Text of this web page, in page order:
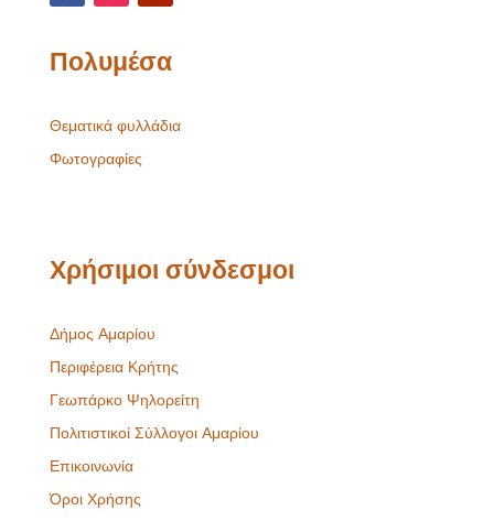
Πολυμέσα
Θεματικά φυλλάδια
Φωτογραφίες
Χρήσιμοι σύνδεσμοι
Δήμος Αμαρίου
Περιφέρεια Κρήτης
Γεωπάρκο Ψηλορείτη
Πολιτιστικοί Σύλλογοι Αμαρίου
Επικοινωνία
Όροι Χρήσης